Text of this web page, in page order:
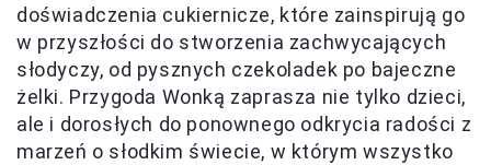
doświadczenia cukiernicze, które zainspirują go
w przyszłości do stworzenia zachwycających
słodyczy, od pysznych czekoladek po bajeczne
żelki. Przygoda Wonką zaprasza nie tylko dzieci,
ale i dorosłych do ponownego odkrycia radości z
marzeń o słodkim świecie, w którym wszystko